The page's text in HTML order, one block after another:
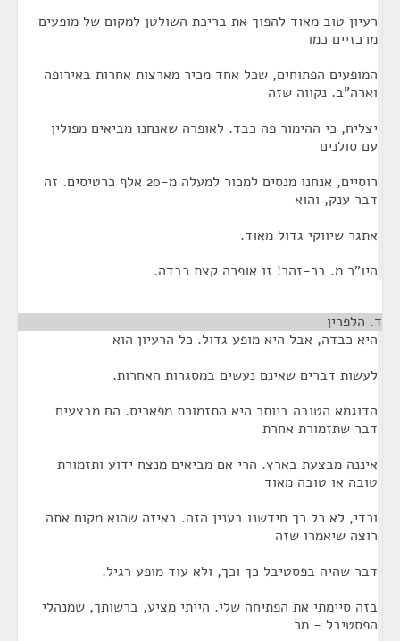
רעיון טוב מאוד להפוך את בריכת השולטן למקום של מופעים
מרכזיים כמו
המופעים הפתוחים, שכל אחד מכיר מארצות אחרות באירופה
וארה"ב. נקווה שזה
יצליח, כי ההימור פה כבד. לאופרה שאנחנו מביאים מפולין
עם סולנים
רוסיים, אנחנו מנסים למכור למעלה מ-20 אלף כרטיסים. זה
דבר ענק, והוא
אתגר שיווקי גדול מאוד.
היו"ר מ. בר-זהר! זו אופרה קצת כבדה.
ד. הלפרין
היא כבדה, אבל היא מופע גדול. כל הרעיון הוא
לעשות דברים שאינם נעשים במסגרות האחרות.
הדוגמא הטובה ביותר היא התזמורת מפאריס. הם מבצעים
דבר שתזמורת אחרת
איננה מבצעת בארץ. הרי אם מביאים מנצח ידוע ותזמורת
טובה או טובה מאוד
וכדי, לא כל כך חידשנו בענין הזה. באיזה שהוא מקום אתה
רוצה שיאמרו שזה
דבר שהיה בפסטיבל כך וכך, ולא עוד מופע רגיל.
בזה סיימתי את הפתיחה שלי. הייתי מציע, ברשותך, שמנהלי
הפסטיבל - מר